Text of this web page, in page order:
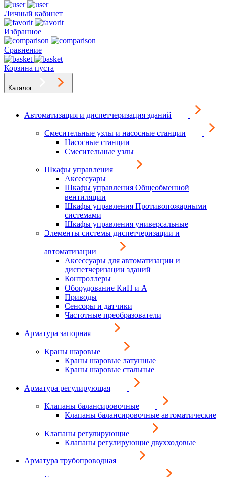
Личный кабинет
Избранное
Сравнение
Корзина пуста
Каталог
Автоматизация и диспетчеризация зданий
Смесительные узлы и насосные станции
Насосные станции
Смесительные узлы
Шкафы управления
Аксессуары
Шкафы управления Общеобменной
вентиляции
Шкафы управления Противопожарными
системами
Шкафы управления универсальные
Элементы системы диспетчеризации и
автоматизации
Аксессуары для автоматизации и
диспетчеризации зданий
Контроллеры
Оборудование КиП и А
Приводы
Сенсоры и датчики
Частотные преобразователи
Арматура запорная
Краны шаровые
Краны шаровые латунные
Краны шаровые стальные
Арматура регулирующая
Клапаны балансировочные
Клапаны балансировочные автоматические
Клапаны регулирующие
Клапаны регулирующие двухходовые
Арматура трубопроводная